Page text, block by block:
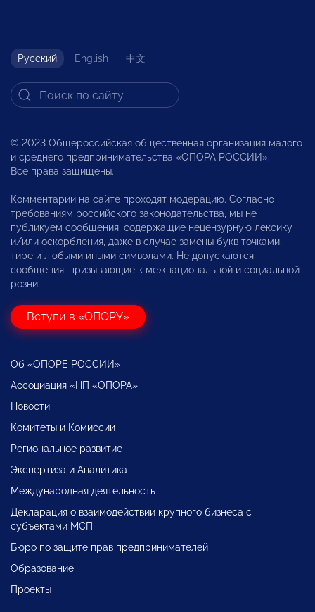
Русский English 中文
© 2023 Общероссийская общественная организация малого
и среднего предпринимательства «ОПОРА РОССИИ».
Все права защищены.
Комментарии на сайте проходят модерацию. Согласно
требованиям российского законодательства, мы не
публикуем сообщения, содержащие нецензурную лексику
и/или оскорбления, даже в случае замены букв точками,
тире и любыми иными символами. Не допускаются
сообщения, призывающие к межнациональной и социальной
розни.
Вступи в «ОПОРУ»
Об «ОПОРЕ РОССИИ»
Ассоциация «НП «ОПОРА»
Новости
Комитеты и Комиссии
Региональное развитие
Экспертиза и Аналитика
Международная деятельность
Декларация о взаимодействии крупного бизнеса с
субъектами МСП
Бюро по защите прав предпринимателей
Образование
Проекты